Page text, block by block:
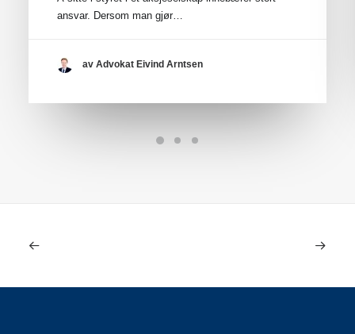
ansvar. Dersom man gjør…
av Advokat Eivind Arntsen